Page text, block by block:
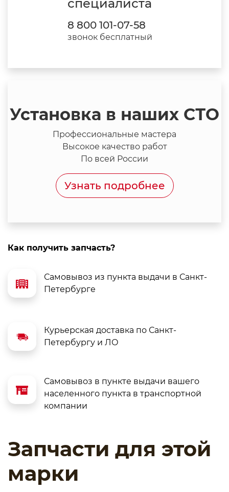
специалиста
8 800 101-07-58
звонок бесплатный
Установка в наших СТО
Профессиональные мастера
Высокое качество работ
По всей России
Узнать подробнее
Как получить запчасть?
Самовывоз из пункта выдачи в Санкт-
Петербурге
Курьерская доставка по Санкт-
Петербургу и ЛО
Самовывоз в пункте выдачи вашего
населенного пункта в транспортной
компании
Запчасти для этой
марки